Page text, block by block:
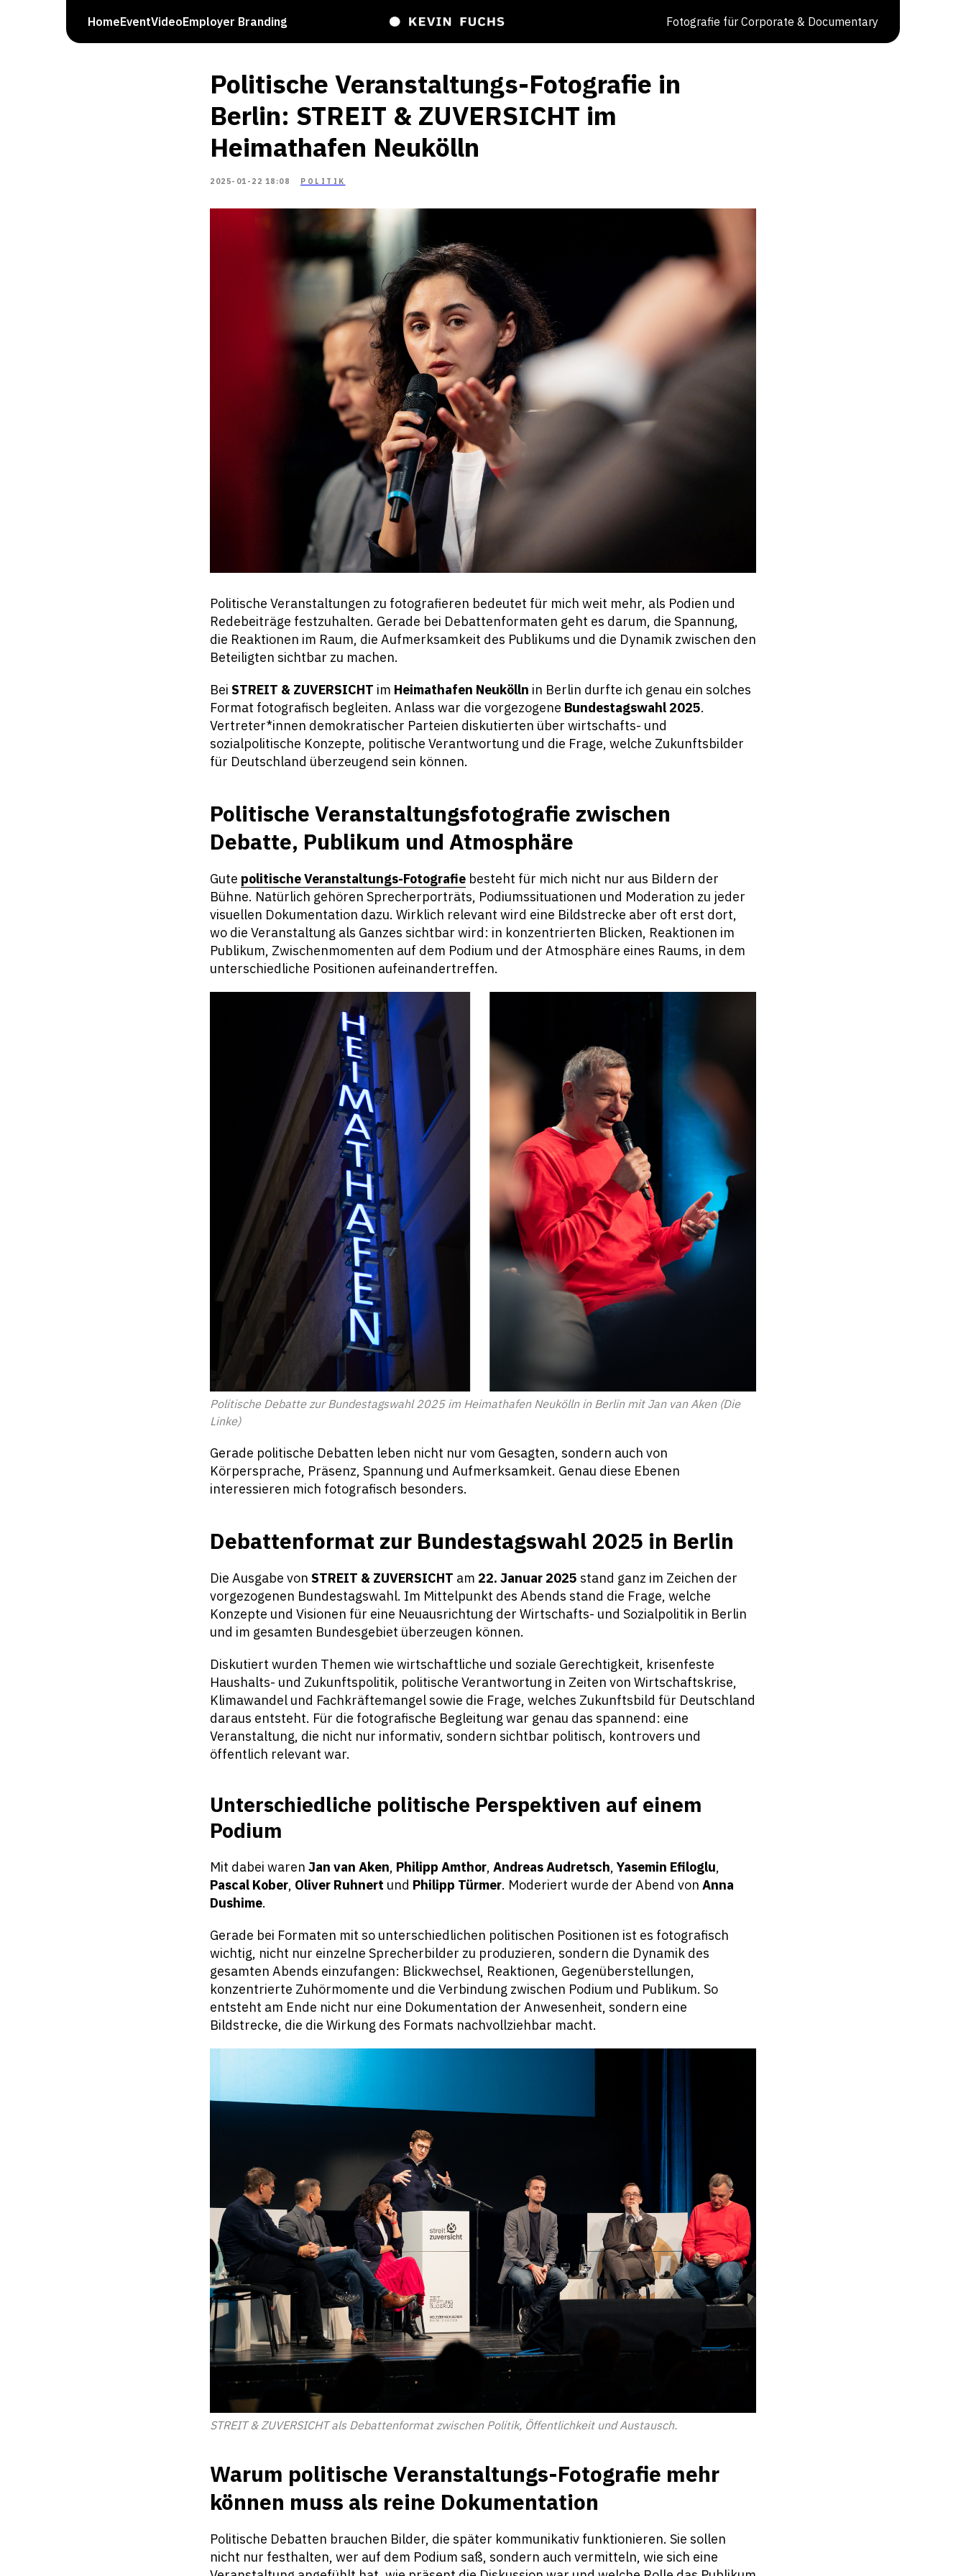
HomeEventVideoEmployer Branding Fotografie für Corporate & Documentary
Politische Veranstaltungs-Fotografie in
Berlin: STREIT & ZUVERSICHT im
Heimathafen Neukölln
2025-01-22 18:08 POLITIK
Politische Veranstaltungen zu fotografieren bedeutet für mich weit mehr, als Podien und
Redebeiträge festzuhalten. Gerade bei Debattenformaten geht es darum, die Spannung,
die Reaktionen im Raum, die Aufmerksamkeit des Publikums und die Dynamik zwischen den
Beteiligten sichtbar zu machen.
Bei STREIT & ZUVERSICHT im Heimathafen Neukölln in Berlin durfte ich genau ein solches
Format fotografisch begleiten. Anlass war die vorgezogene Bundestagswahl 2025.
Vertreter*innen demokratischer Parteien diskutierten über wirtschafts- und
sozialpolitische Konzepte, politische Verantwortung und die Frage, welche Zukunftsbilder
für Deutschland überzeugend sein können.
Politische Veranstaltungsfotografie zwischen
Debatte, Publikum und Atmosphäre
Gute politische Veranstaltungs-Fotografie besteht für mich nicht nur aus Bildern der
Bühne. Natürlich gehören Sprecherporträts, Podiumssituationen und Moderation zu jeder
visuellen Dokumentation dazu. Wirklich relevant wird eine Bildstrecke aber oft erst dort,
wo die Veranstaltung als Ganzes sichtbar wird: in konzentrierten Blicken, Reaktionen im
Publikum, Zwischenmomenten auf dem Podium und der Atmosphäre eines Raums, in dem
unterschiedliche Positionen aufeinandertreffen.
Politische Debatte zur Bundestagswahl 2025 im Heimathafen Neukölln in Berlin mit Jan van Aken (Die
Linke)
Gerade politische Debatten leben nicht nur vom Gesagten, sondern auch von
Körpersprache, Präsenz, Spannung und Aufmerksamkeit. Genau diese Ebenen
interessieren mich fotografisch besonders.
Debattenformat zur Bundestagswahl 2025 in Berlin
Die Ausgabe von STREIT & ZUVERSICHT am 22. Januar 2025 stand ganz im Zeichen der
vorgezogenen Bundestagswahl. Im Mittelpunkt des Abends stand die Frage, welche
Konzepte und Visionen für eine Neuausrichtung der Wirtschafts- und Sozialpolitik in Berlin
und im gesamten Bundesgebiet überzeugen können.
Diskutiert wurden Themen wie wirtschaftliche und soziale Gerechtigkeit, krisenfeste
Haushalts- und Zukunftspolitik, politische Verantwortung in Zeiten von Wirtschaftskrise,
Klimawandel und Fachkräftemangel sowie die Frage, welches Zukunftsbild für Deutschland
daraus entsteht. Für die fotografische Begleitung war genau das spannend: eine
Veranstaltung, die nicht nur informativ, sondern sichtbar politisch, kontrovers und
öffentlich relevant war.
Unterschiedliche politische Perspektiven auf einem
Podium
Mit dabei waren Jan van Aken, Philipp Amthor, Andreas Audretsch, Yasemin Efiloglu,
Pascal Kober, Oliver Ruhnert und Philipp Türmer. Moderiert wurde der Abend von Anna
Dushime.
Gerade bei Formaten mit so unterschiedlichen politischen Positionen ist es fotografisch
wichtig, nicht nur einzelne Sprecherbilder zu produzieren, sondern die Dynamik des
gesamten Abends einzufangen: Blickwechsel, Reaktionen, Gegenüberstellungen,
konzentrierte Zuhörmomente und die Verbindung zwischen Podium und Publikum. So
entsteht am Ende nicht nur eine Dokumentation der Anwesenheit, sondern eine
Bildstrecke, die die Wirkung des Formats nachvollziehbar macht.
STREIT & ZUVERSICHT als Debattenformat zwischen Politik, Öffentlichkeit und Austausch.
Warum politische Veranstaltungs-Fotografie mehr
können muss als reine Dokumentation
Politische Debatten brauchen Bilder, die später kommunikativ funktionieren. Sie sollen
nicht nur festhalten, wer auf dem Podium saß, sondern auch vermitteln, wie sich eine